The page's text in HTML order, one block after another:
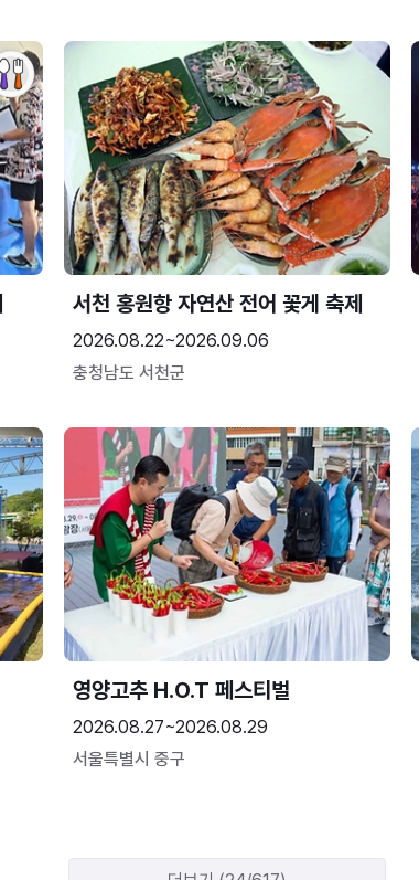
서천 홍원항 자연산 전어 꽃게 축제
2026.08.22~2026.09.06
충청남도 서천군
영양고추 H.O.T 페스티벌
2026.08.27~2026.08.29
서울특별시 중구